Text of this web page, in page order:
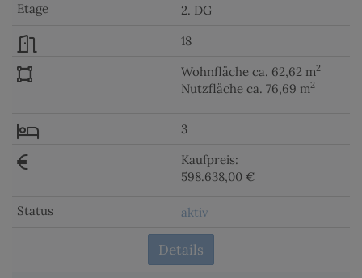
2. DG
18
Wohnfläche ca. 62,62 m2
Nutzfläche ca. 76,69 m2
3
Kaufpreis:
598.638,00 €
aktiv
Details